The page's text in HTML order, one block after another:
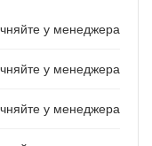
у менеджера
у менеджера
у менеджера